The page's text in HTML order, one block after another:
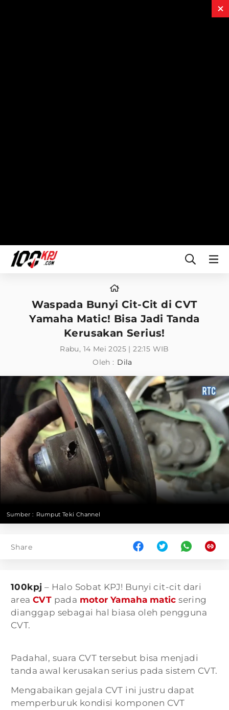
Waspada Bunyi Cit-Cit di CVT
Yamaha Matic! Bisa Jadi Tanda
Kerusakan Serius!
Rabu, 14 Mei 2025 | 22:15 WIB
Oleh : Dila
Sumber : Rumput Teki Channel
Share
100kpj – Halo Sobat KPJ! Bunyi cit-cit dari
area CVT pada motor Yamaha matic sering
dianggap sebagai hal biasa oleh pengguna
CVT.
Padahal, suara CVT tersebut bisa menjadi
tanda awal kerusakan serius pada sistem CVT.
Mengabaikan gejala CVT ini justru dapat
memperburuk kondisi komponen CVT